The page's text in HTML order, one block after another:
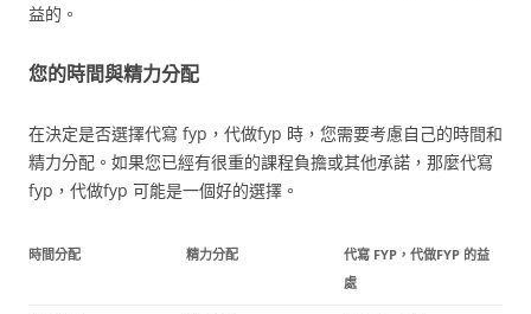
益的。
您的時間與精力分配
在決定是否選擇代寫 fyp，代做fyp 時，您需要考慮自己的時間和
精力分配。如果您已經有很重的課程負擔或其他承諾，那麼代寫
fyp，代做fyp 可能是一個好的選擇。
時間分配 精力分配
代寫 FYP，代做FYP 的益
處